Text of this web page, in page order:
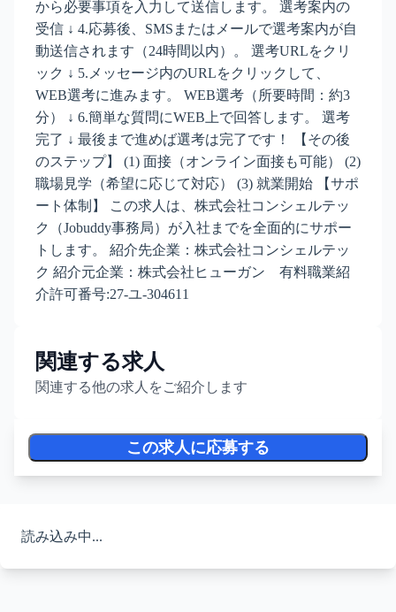
から必要事項を入力して送信します。 選考案内の
受信 ↓ 4.応募後、SMSまたはメールで選考案内が自
動送信されます（24時間以内）。 選考URLをクリ
ック ↓ 5.メッセージ内のURLをクリックして、
WEB選考に進みます。 WEB選考（所要時間：約3
分） ↓ 6.簡単な質問にWEB上で回答します。 選考
完了 ↓ 最後まで進めば選考は完了です！ 【その後
のステップ】 (1) 面接（オンライン面接も可能） (2)
職場見学（希望に応じて対応） (3) 就業開始 【サポ
ート体制】 この求人は、株式会社コンシェルテッ
ク（Jobuddy事務局）が入社までを全面的にサポー
トします。 紹介先企業：株式会社コンシェルテッ
ク 紹介元企業：株式会社ヒューガン 有料職業紹
介許可番号:27-ユ-304611
関連する求人
関連する他の求人をご紹介します
この求人に応募する
読み込み中...